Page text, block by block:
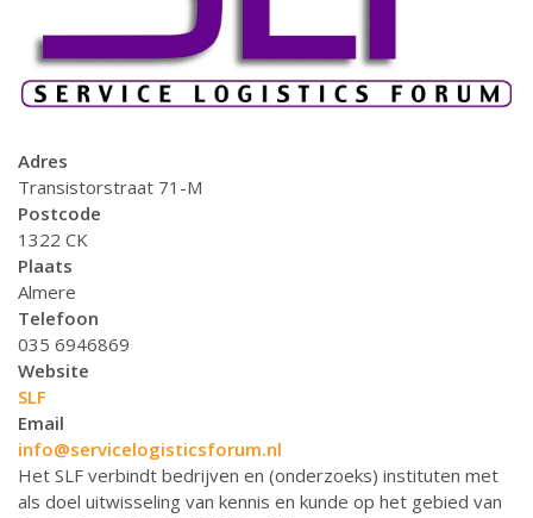
Adres
Transistorstraat 71-M
Postcode
1322 CK
Plaats
Almere
Telefoon
035 6946869
Website
SLF
Email
info@servicelogisticsforum.nl
Het SLF verbindt bedrijven en (onderzoeks) instituten met
als doel uitwisseling van kennis en kunde op het gebied van